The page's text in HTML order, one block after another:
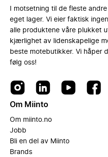
I motsetning til de fleste
eget lager. Vi eier faktisk
alle produktene våre plukket
kjærlighet av lidenskapelige
beste motebutikker. Vi håper
følg oss!
Om Miinto
Om miinto.no
Jobb
Bli en del av Miinto
Brands